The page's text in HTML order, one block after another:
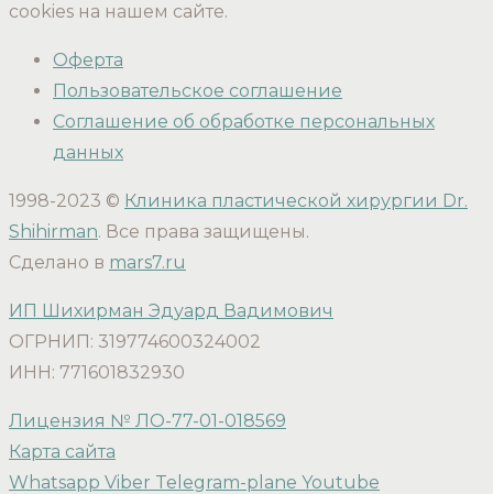
cookies на нашем сайте.
Оферта
Пользовательское соглашение
Соглашение об обработке персональных
данных
1998-2023 © Клиника пластической хирургии Dr.
Shihirman. Все права защищены.
Сделано в mars7.ru
ИП Шихирман Эдуард Вадимович
ОГРНИП: 319774600324002
ИНН: 771601832930
Лицензия № ЛО-77-01-018569
Карта сайта
Whatsapp Viber Telegram-plane Youtube